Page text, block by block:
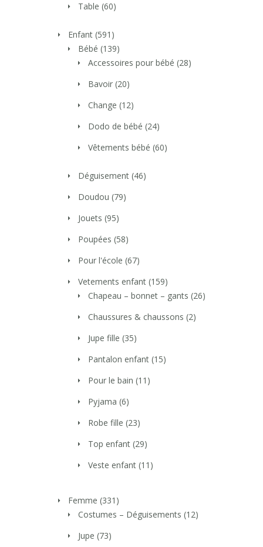
Table (60)
Enfant (591)
Bébé (139)
Accessoires pour bébé (28)
Bavoir (20)
Change (12)
Dodo de bébé (24)
Vêtements bébé (60)
Déguisement (46)
Doudou (79)
Jouets (95)
Poupées (58)
Pour l'école (67)
Vetements enfant (159)
Chapeau – bonnet – gants (26)
Chaussures & chaussons (2)
Jupe fille (35)
Pantalon enfant (15)
Pour le bain (11)
Pyjama (6)
Robe fille (23)
Top enfant (29)
Veste enfant (11)
Femme (331)
Costumes – Déguisements (12)
Jupe (73)